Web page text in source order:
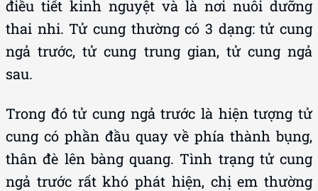
điều tiết kinh nguyệt và là nơi nuôi dưỡng
thai nhi. Tử cung thường có 3 dạng: tử cung
ngả trước, tử cung trung gian, tử cung ngả
sau.
Trong đó tử cung ngả trước là hiện tượng tử
cung có phần đầu quay về phía thành bụng,
thân đè lên bàng quang. Tình trạng tử cung
ngả trước rất khó phát hiện, chị em thường